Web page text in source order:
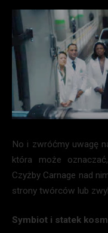
No i zwróćmy uwagę
która może
Czyżby Carnage nad
strony twórców lub
Symbiot i statek